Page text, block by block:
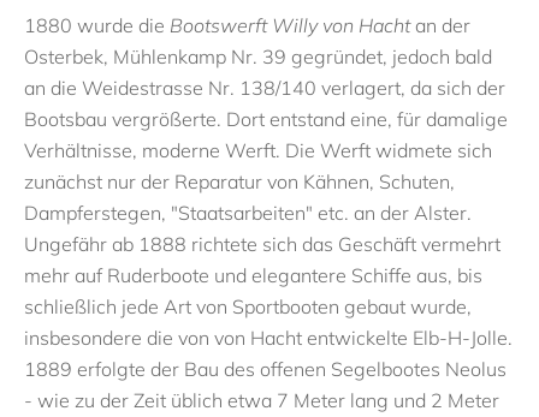
1880 wurde die Bootswerft Willy von Hachtan der
Osterbek, Mühlenkamp Nr. 39 gegründet, jedoch bald
an die Weidestrasse Nr. 138/140 verlagert, da sich der
Bootsbau vergrößerte. Dort entstand eine, für damalige
Verhältnisse, moderne Werft. Die Werft widmete sich
zunächst nur der Reparatur von Kähnen, Schuten,
Dampferstegen, "Staatsarbeiten" etc. an der Alster.
Ungefähr ab 1888 richtete sich das Geschäft vermehrt
mehr auf Ruderboote und elegantere Schiffe aus, bis
schließlich jede Art von Sportbooten gebaut wurde,
insbesondere die von von Hacht entwickelte Elb-H-Jolle.
1889 erfolgte der Bau des offenen Segelbootes Neolus
- wie zu der Zeit üblich etwa 7 Meter lang und 2 Meter